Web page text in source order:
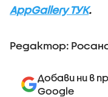
AppGallery ТУК.
Редактор:
Добави ни в
Google